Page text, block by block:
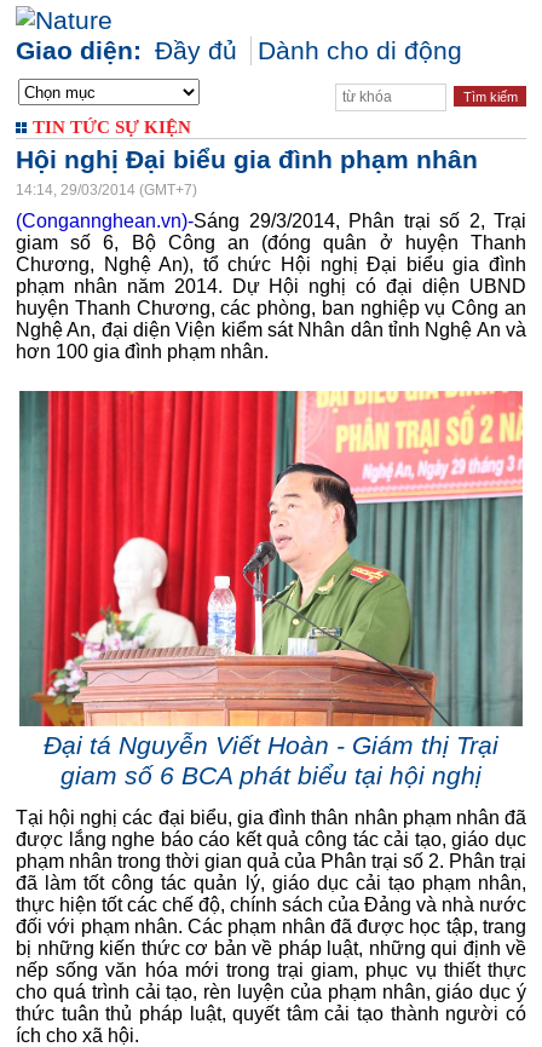
Giao diện: Đầy đủ Dành cho di động
TIN TỨC SỰ KIỆN
Hội nghị Đại biểu gia đình phạm nhân
14:14, 29/03/2014 (GMT+7)
(Congannghean.vn)-Sáng 29/3/2014, Phân trại số 2, Trại
giam số 6, Bộ Công an (đóng quân ở huyện Thanh
Chương, Nghệ An), tổ chức Hội nghị Đại biểu gia đình
phạm nhân năm 2014. Dự Hội nghị có đại diện UBND
huyện Thanh Chương, các phòng, ban nghiệp vụ Công an
Nghệ An, đại diện Viện kiểm sát Nhân dân tỉnh Nghệ An và
hơn 100 gia đình phạm nhân.
Đại tá Nguyễn Viết Hoàn - Giám thị Trại
giam số 6 BCA phát biểu tại hội nghị
Tại hội nghị các đại biểu, gia đình thân nhân phạm nhân đã
được lắng nghe báo cáo kết quả công tác cải tạo, giáo dục
phạm nhân trong thời gian quả của Phân trại số 2. Phân trại
đã làm tốt công tác quản lý, giáo dục cải tạo phạm nhân,
thực hiện tốt các chế độ, chính sách của Đảng và nhà nước
đối với phạm nhân. Các phạm nhân đã được học tập, trang
bị những kiến thức cơ bản về pháp luật, những qui định về
nếp sống văn hóa mới trong trại giam, phục vụ thiết thực
cho quá trình cải tạo, rèn luyện của phạm nhân, giáo dục ý
thức tuân thủ pháp luật, quyết tâm cải tạo thành người có
ích cho xã hội.